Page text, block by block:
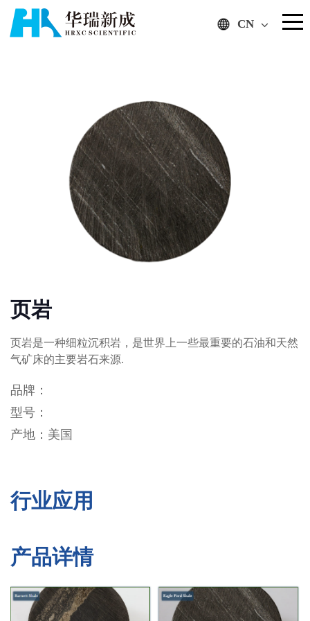
CN
页岩
页岩是一种细粒沉积岩，是世界上一些最重要的石油和天然
气矿床的主要岩石来源.
品牌：
型号：
产地：美国
行业应用
产品详情